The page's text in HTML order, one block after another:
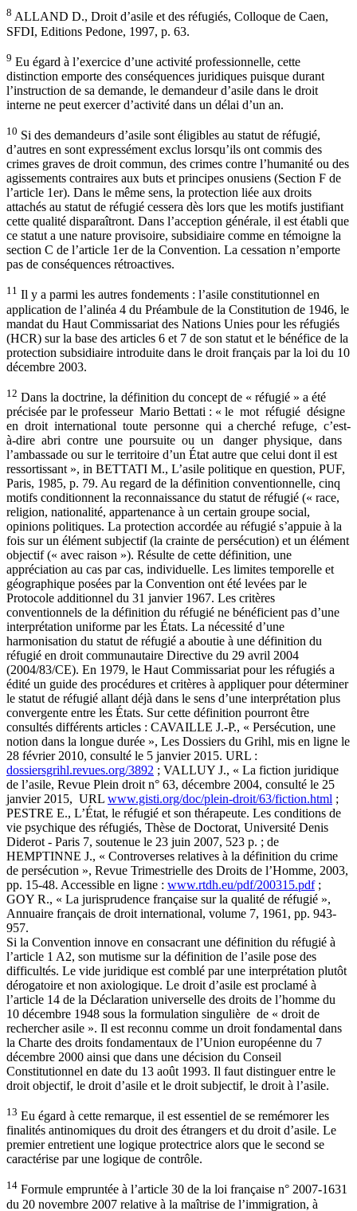
8 ALLAND D., Droit d’asile et des réfugiés, Colloque de Caen,
SFDI, Editions Pedone, 1997, p. 63.
9 Eu égard à l’exercice d’une activité professionnelle, cette
distinction emporte des conséquences juridiques puisque durant
l’instruction de sa demande, le demandeur d’asile dans le droit
interne ne peut exercer d’activité dans un délai d’un an.
10 Si des demandeurs d’asile sont éligibles au statut de réfugié,
d’autres en sont expressément exclus lorsqu’ils ont commis des
crimes graves de droit commun, des crimes contre l’humanité ou des
agissements contraires aux buts et principes onusiens (Section F de
l’article 1er). Dans le même sens, la protection liée aux droits
attachés au statut de réfugié cessera dès lors que les motifs justifiant
cette qualité disparaîtront. Dans l’acception générale, il est établi que
ce statut a une nature provisoire, subsidiaire comme en témoigne la
section C de l’article 1er de la Convention. La cessation n’emporte
pas de conséquences rétroactives.
11 Il y a parmi les autres fondements : l’asile constitutionnel en
application de l’alinéa 4 du Préambule de la Constitution de 1946, le
mandat du Haut Commissariat des Nations Unies pour les réfugiés
(HCR) sur la base des articles 6 et 7 de son statut et le bénéfice de la
protection subsidiaire introduite dans le droit français par la loi du 10
décembre 2003.
12 Dans la doctrine, la définition du concept de « réfugié » a été
précisée par le professeur Mario Bettati : « le mot réfugié désigne
en droit international toute personne qui a cherché refuge, c’est-
à-dire abri contre une poursuite ou un danger physique, dans
l’ambassade ou sur le territoire d’un État autre que celui dont il est
ressortissant », in BETTATI M., L’asile politique en question, PUF,
Paris, 1985, p. 79. Au regard de la définition conventionnelle, cinq
motifs conditionnent la reconnaissance du statut de réfugié (« race,
religion, nationalité, appartenance à un certain groupe social,
opinions politiques. La protection accordée au réfugié s’appuie à la
fois sur un élément subjectif (la crainte de persécution) et un élément
objectif (« avec raison »). Résulte de cette définition, une
appréciation au cas par cas, individuelle. Les limites temporelle et
géographique posées par la Convention ont été levées par le
Protocole additionnel du 31 janvier 1967. Les critères
conventionnels de la définition du réfugié ne bénéficient pas d’une
interprétation uniforme par les États. La nécessité d’une
harmonisation du statut de réfugié a aboutie à une définition du
réfugié en droit communautaire Directive du 29 avril 2004
(2004/83/CE). En 1979, le Haut Commissariat pour les réfugiés a
édité un guide des procédures et critères à appliquer pour déterminer
le statut de réfugié allant déjà dans le sens d’une interprétation plus
convergente entre les États. Sur cette définition pourront être
consultés différents articles : CAVAILLE J.-P., « Persécution, une
notion dans la longue durée », Les Dossiers du Grihl, mis en ligne le
28 février 2010, consulté le 5 janvier 2015. URL :
dossiersgrihl.revues.org/3892 ; VALLUY J., « La fiction juridique
de l’asile, Revue Plein droit n° 63, décembre 2004, consulté le 25
janvier 2015, URL www.gisti.org/doc/plein-droit/63/fiction.html ;
PESTRE E., L’État, le réfugié et son thérapeute. Les conditions de
vie psychique des réfugiés, Thèse de Doctorat, Université Denis
Diderot - Paris 7, soutenue le 23 juin 2007, 523 p. ; de
HEMPTINNE J., « Controverses relatives à la définition du crime
de persécution », Revue Trimestrielle des Droits de l’Homme, 2003,
pp. 15-48. Accessible en ligne : www.rtdh.eu/pdf/200315.pdf;
GOY R., « La jurisprudence française sur la qualité de réfugié »,
Annuaire français de droit international, volume 7, 1961, pp. 943-
957.
Si la Convention innove en consacrant une définition du réfugié à
l’article 1 A2, son mutisme sur la définition de l’asile pose des
difficultés. Le vide juridique est comblé par une interprétation plutôt
dérogatoire et non axiologique. Le droit d’asile est proclamé à
l’article 14 de la Déclaration universelle des droits de l’homme du
10 décembre 1948 sous la formulation singulière de « droit de
rechercher asile ». Il est reconnu comme un droit fondamental dans
la Charte des droits fondamentaux de l’Union européenne du 7
décembre 2000 ainsi que dans une décision du Conseil
Constitutionnel en date du 13 août 1993. Il faut distinguer entre le
droit objectif, le droit d’asile et le droit subjectif, le droit à l’asile.
13 Eu égard à cette remarque, il est essentiel de se remémorer les
finalités antinomiques du droit des étrangers et du droit d’asile. Le
premier entretient une logique protectrice alors que le second se
caractérise par une logique de contrôle.
14 Formule empruntée à l’article 30 de la loi française n° 2007-1631
du 20 novembre 2007 relative à la maîtrise de l’immigration, à